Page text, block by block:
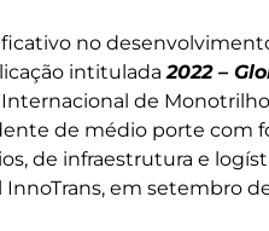
no
intitulada 2022 –
de
de médio porte com
de infraestrutura e
em setembro